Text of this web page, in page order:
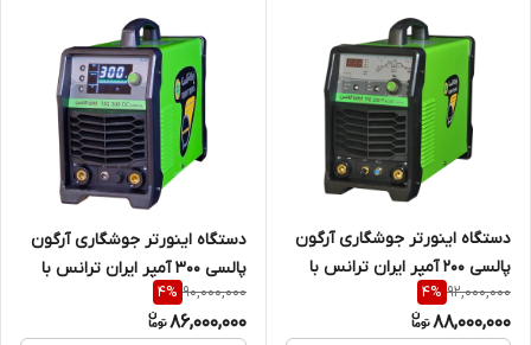
دستگاه اینورتر جوشگاری آرگون
پالسی 200 آمپر ایران ترانس با
AC/DC DIGITAL
92,000,000
4%
88,000,000
دستگاه اینورتر جوشگاری آرگون
پالسی 300 آمپر ایران ترانس با
DIGITAL
90,000,000
4%
86,000,000